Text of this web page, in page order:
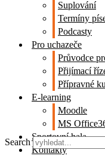
Suplování
Termíny
Podcasty
Pro uchazeče
Průvodce
Přijímací
Přípravné
E-learning
Moodle
MS
Sportovní hala
Kontakty
Search